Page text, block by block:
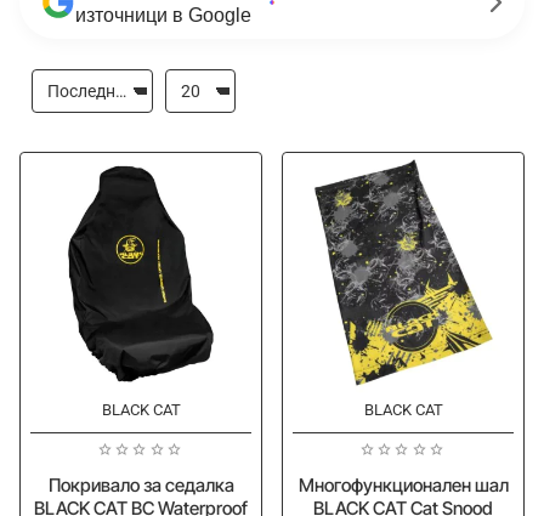
източници в Google
BLACK CAT
Покривало за седалка
BLACK CAT BC Waterproof
BLACK CAT
Многофункционален шал
BLACK CAT Cat Snood